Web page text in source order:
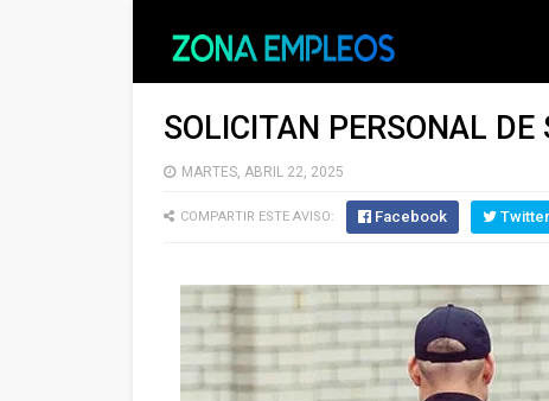
SOLICITAN PERSONAL
MARTES, ABRIL 22, 2025
COMPARTIR ESTE AVISO: Facebook Twitter